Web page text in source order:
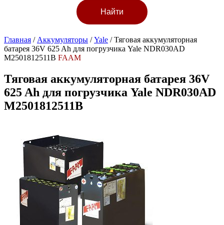
Главная / Аккумуляторы /Yale /Тяговая аккумуляторная
батарея 36V 625 Ah для погрузчика Yale NDR030AD
M2501812511B FAAM
Тяговая аккумуляторная батарея 36V
625 Ah для погрузчика Yale NDR030AD
M2501812511B